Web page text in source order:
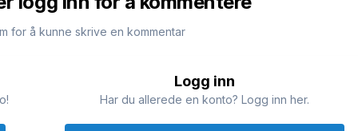
for å kunne skrive en kommentar
Logg inn
Har du allerede en konto? Logg inn her.